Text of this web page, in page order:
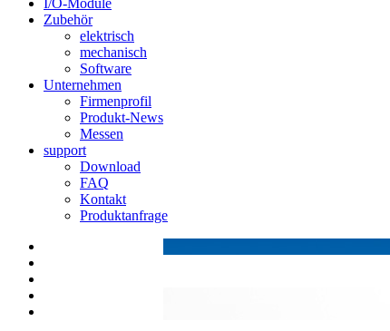
I/O-Module
Zubehör
elektrisch
mechanisch
Software
Unternehmen
Firmenprofil
Produkt-News
Messen
support
Download
FAQ
Kontakt
Produktanfrage